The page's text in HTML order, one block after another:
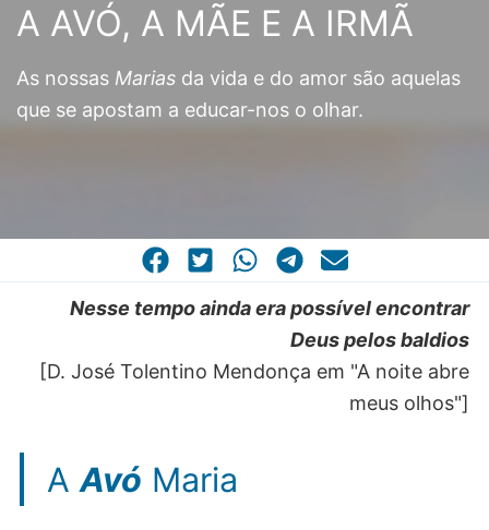
Pesquisar
ESPIRITUALIDADE
CASA COMUM
POR VOCAÇÃO
A AVÓ, A MÃE E A IRMÃ
As nossas Marias da vida e do amor são aquelas
que se apostam a educar-nos o olhar.
Nesse tempo ainda era possível encontrar
Deus pelos baldios
[D. José Tolentino Mendonça em "A noite abre
meus olhos"]
A Avó Maria